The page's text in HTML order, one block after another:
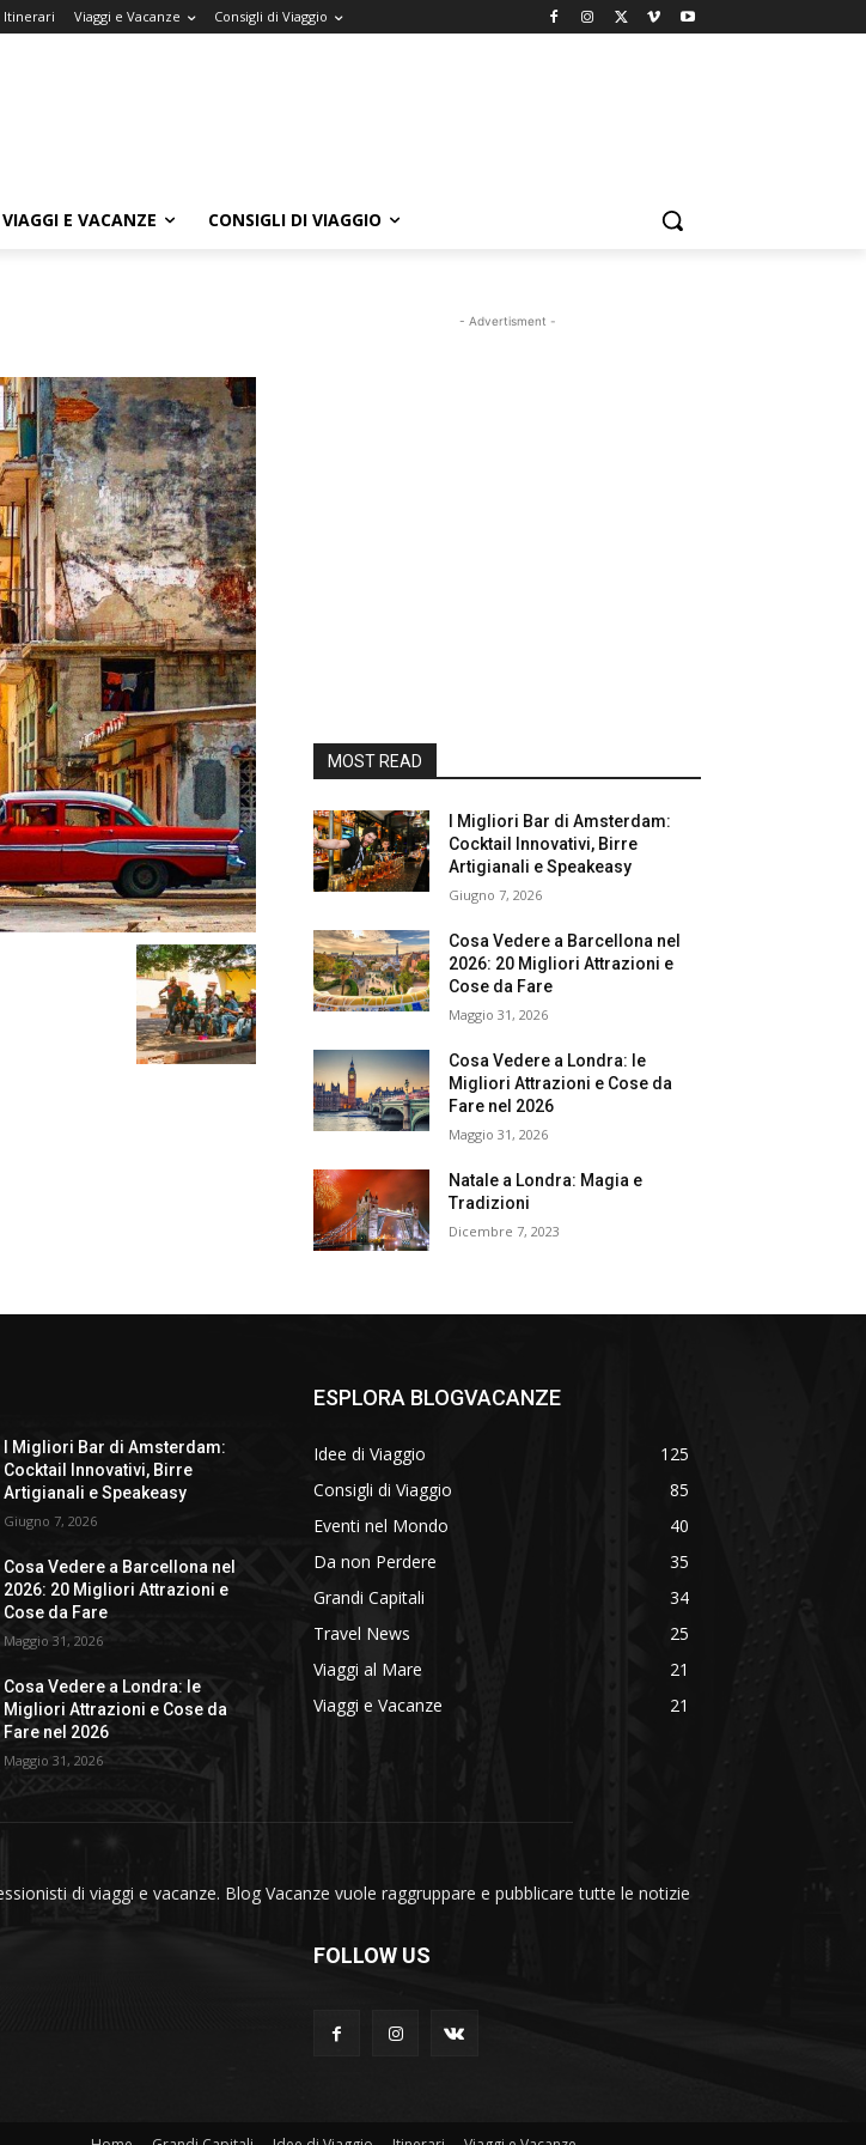
Itinerari Viaggi e Vacanze Consigli di Viaggio
VIAGGI E VACANZE CONSIGLI DI VIAGGIO
- Advertisment -
MOST READ
I Migliori Bar di Amsterdam:
Cocktail Innovativi, Birre
Artigianali e Speakeasy
Giugno 7, 2026
Cosa Vedere a Barcellona nel
2026: 20 Migliori Attrazioni e
Cose da Fare
Maggio 31, 2026
Cosa Vedere a Londra: le
Migliori Attrazioni e Cose da
Fare nel 2026
Maggio 31, 2026
Natale a Londra: Magia e
Tradizioni
Dicembre 7, 2023
I Migliori Bar di Amsterdam:
Cocktail Innovativi, Birre
Artigianali e Speakeasy
Giugno 7, 2026
Cosa Vedere a Barcellona nel
2026: 20 Migliori Attrazioni e
Cose da Fare
Maggio 31, 2026
Cosa Vedere a Londra: le
Migliori Attrazioni e Cose da
Fare nel 2026
Maggio 31, 2026
ESPLORA BLOGVACANZE
Idee di Viaggio
125
Consigli di Viaggio
85
Eventi nel Mondo
40
Da non Perdere
35
Grandi Capitali
34
Travel News
25
Viaggi al Mare
21
Viaggi e Vacanze
21
di viaggi e vacanze. Blog Vacanze vuole raggruppare e pubblicare tutte le notizie
FOLLOW US